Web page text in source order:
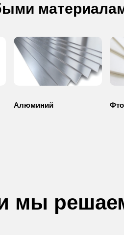
Алюминий
мы